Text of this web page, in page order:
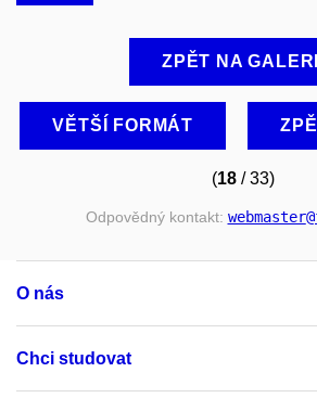
ZPĚT NA GALERII
VĚTŠÍ FORMÁT
(18 / 33)
Odpovědný kontakt: webmaster
O nás
Chci studovat